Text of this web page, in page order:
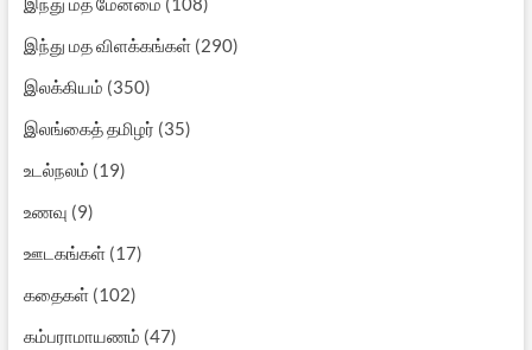
இந்து மத விளக்கங்கள்(290)
இலக்கியம் (350)
இலங்கைத் தமிழர் (35)
உடல்நலம் (19)
உணவு (9)
ஊடகங்கள்(17)
கதைகள்(102)
கம்பராமாயணம் (47)